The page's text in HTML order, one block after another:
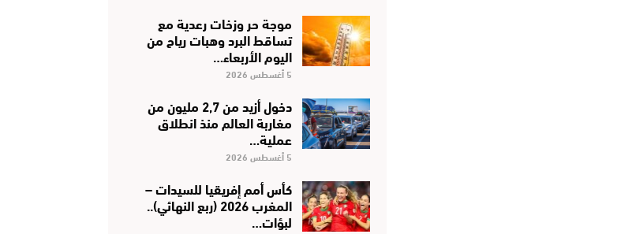
موجة حر وزخات رعدية مع
تساقط البرد وهبات رياح من
اليوم الأربعاء…
5 أغسطس 2026
دخول أزيد من 2,7 مليون من
مغاربة العالم منذ انطلاق
عملية…
5 أغسطس 2026
كأس أمم إفريقيا للسيدات –
المغرب 2026 (ربع النهائي)..
لبؤات…